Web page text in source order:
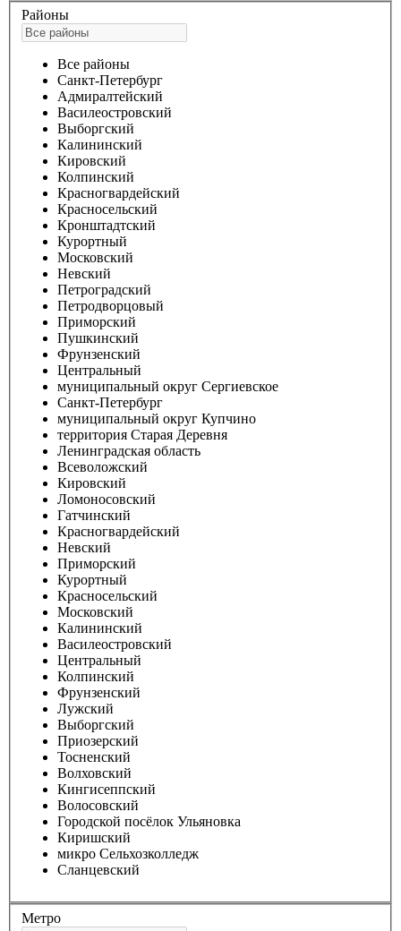
Районы
Все районы
Санкт-Петербург
Адмиралтейский
Василеостровский
Выборгский
Калининский
Кировский
Колпинский
Красногвардейский
Красносельский
Кронштадтский
Курортный
Московский
Невский
Петроградский
Петродворцовый
Приморский
Пушкинский
Фрунзенский
Центральный
муниципальный округ Сергиевское
Санкт-Петербург
муниципальный округ Купчино
территория Старая Деревня
Ленинградская область
Всеволожский
Кировский
Ломоносовский
Гатчинский
Красногвардейский
Невский
Приморский
Курортный
Красносельский
Московский
Калининский
Василеостровский
Центральный
Колпинский
Фрунзенский
Лужский
Выборгский
Приозерский
Тосненский
Волховский
Кингисеппский
Волосовский
Городской посёлок Ульяновка
Киришский
микро Сельхозколледж
Сланцевский
Метро